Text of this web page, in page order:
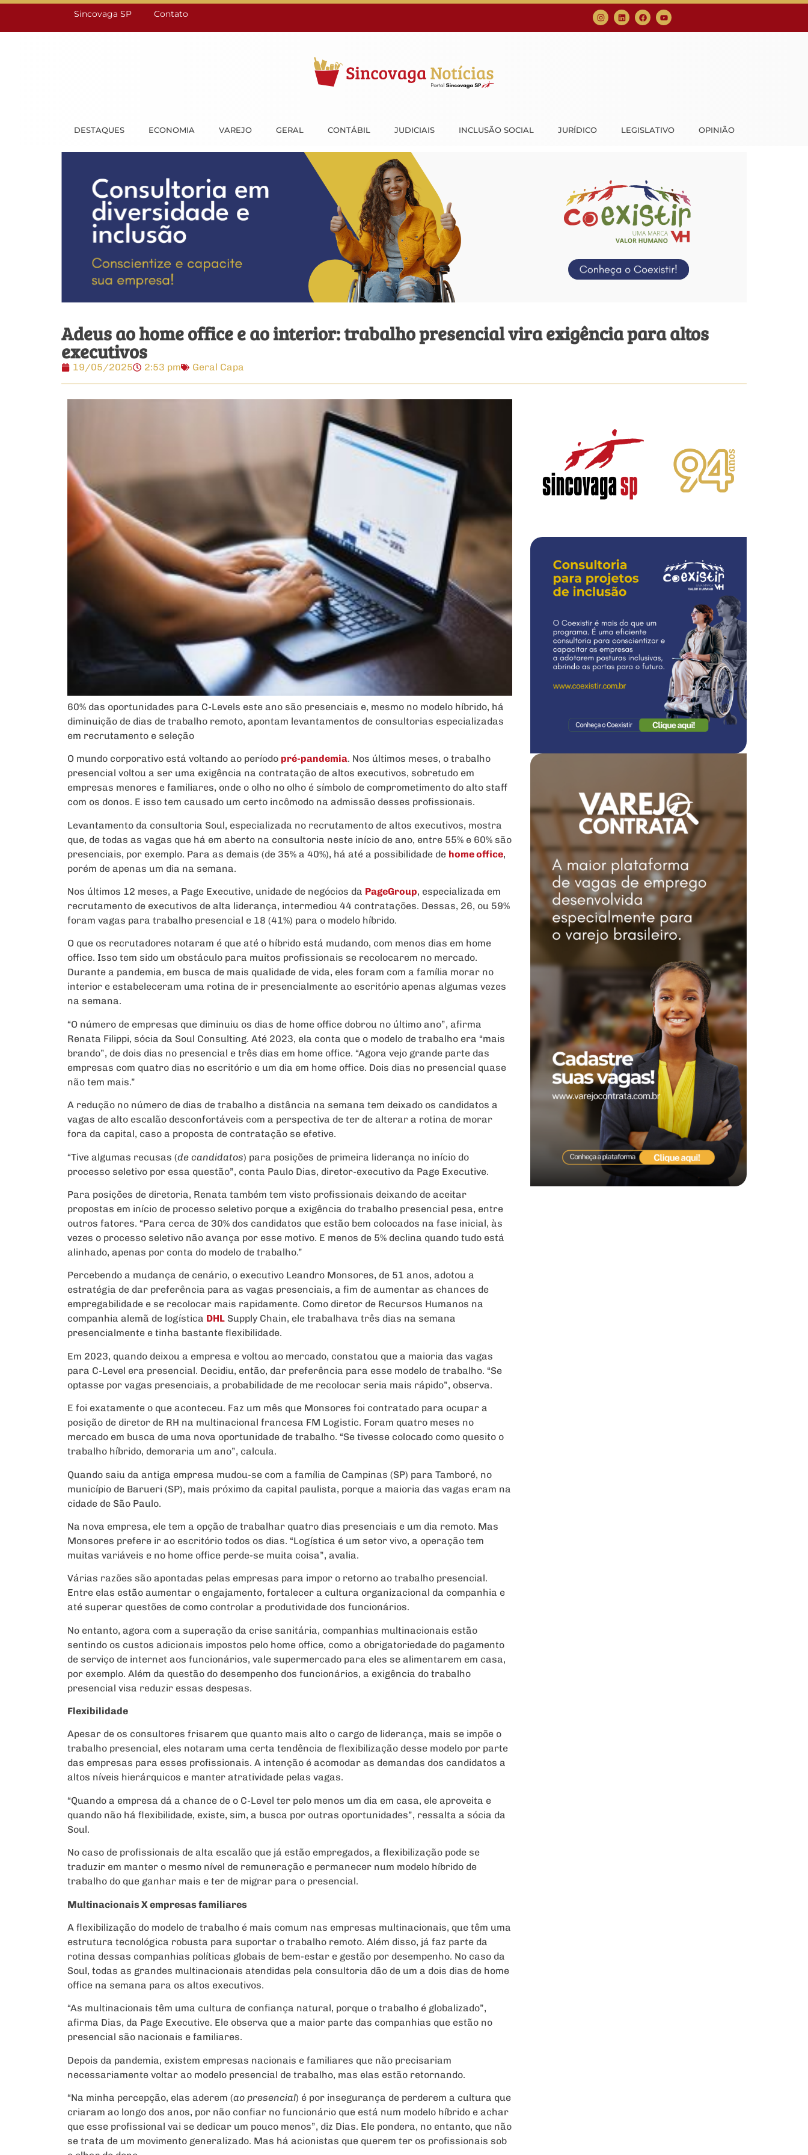
Sincovaga SP Contato
DESTAQUES ECONOMIA VAREJO GERAL CONTÁBIL JUDICIAIS INCLUSÃO SOCIAL JURÍDICO LEGISLATIVO OPINIÃO
Adeus ao home office e ao interior: trabalho presencial vira exigência para altos
executivos
19/05/2025 2:53 pm Geral Capa
60% das oportunidades para C-Levels este ano são presenciais e, mesmo no modelo híbrido, há
diminuição de dias de trabalho remoto, apontam levantamentos de consultorias especializadas
em recrutamento e seleção
O mundo corporativo está voltando ao período pré-pandemia. Nos últimos meses, o trabalho
presencial voltou a ser uma exigência na contratação de altos executivos, sobretudo em
empresas menores e familiares, onde o olho no olho é símbolo de comprometimento do alto staff
com os donos. E isso tem causado um certo incômodo na admissão desses profissionais.
Levantamento da consultoria Soul, especializada no recrutamento de altos executivos, mostra
que, de todas as vagas que há em aberto na consultoria neste início de ano, entre 55% e 60% são
presenciais, por exemplo. Para as demais (de 35% a 40%), há até a possibilidade de home office,
porém de apenas um dia na semana.
Nos últimos 12 meses, a Page Executive, unidade de negócios da PageGroup, especializada em
recrutamento de executivos de alta liderança, intermediou 44 contratações. Dessas, 26, ou 59%
foram vagas para trabalho presencial e 18 (41%) para o modelo híbrido.
O que os recrutadores notaram é que até o híbrido está mudando, com menos dias em home
office. Isso tem sido um obstáculo para muitos profissionais se recolocarem no mercado.
Durante a pandemia, em busca de mais qualidade de vida, eles foram com a família morar no
interior e estabeleceram uma rotina de ir presencialmente ao escritório apenas algumas vezes
na semana.
“O número de empresas que diminuiu os dias de home office dobrou no último ano”, afirma
Renata Filippi, sócia da Soul Consulting. Até 2023, ela conta que o modelo de trabalho era “mais
brando”, de dois dias no presencial e três dias em home office. “Agora vejo grande parte das
empresas com quatro dias no escritório e um dia em home office. Dois dias no presencial quase
não tem mais.”
A redução no número de dias de trabalho a distância na semana tem deixado os candidatos a
vagas de alto escalão desconfortáveis com a perspectiva de ter de alterar a rotina de morar
fora da capital, caso a proposta de contratação se efetive.
“Tive algumas recusas (de candidatos) para posições de primeira liderança no início do
processo seletivo por essa questão”, conta Paulo Dias, diretor-executivo da Page Executive.
Para posições de diretoria, Renata também tem visto profissionais deixando de aceitar
propostas em início de processo seletivo porque a exigência do trabalho presencial pesa, entre
outros fatores. “Para cerca de 30% dos candidatos que estão bem colocados na fase inicial, às
vezes o processo seletivo não avança por esse motivo. E menos de 5% declina quando tudo está
alinhado, apenas por conta do modelo de trabalho.”
Percebendo a mudança de cenário, o executivo Leandro Monsores, de 51 anos, adotou a
estratégia de dar preferência para as vagas presenciais, a fim de aumentar as chances de
empregabilidade e se recolocar mais rapidamente. Como diretor de Recursos Humanos na
companhia alemã de logística DHL Supply Chain, ele trabalhava três dias na semana
presencialmente e tinha bastante flexibilidade.
Em 2023, quando deixou a empresa e voltou ao mercado, constatou que a maioria das vagas
para C-Level era presencial. Decidiu, então, dar preferência para esse modelo de trabalho. “Se
optasse por vagas presenciais, a probabilidade de me recolocar seria mais rápido”, observa.
E foi exatamente o que aconteceu. Faz um mês que Monsores foi contratado para ocupar a
posição de diretor de RH na multinacional francesa FM Logistic. Foram quatro meses no
mercado em busca de uma nova oportunidade de trabalho. “Se tivesse colocado como quesito o
trabalho híbrido, demoraria um ano”, calcula.
Quando saiu da antiga empresa mudou-se com a família de Campinas (SP) para Tamboré, no
município de Barueri (SP), mais próximo da capital paulista, porque a maioria das vagas eram na
cidade de São Paulo.
Na nova empresa, ele tem a opção de trabalhar quatro dias presenciais e um dia remoto. Mas
Monsores prefere ir ao escritório todos os dias. “Logística é um setor vivo, a operação tem
muitas variáveis e no home office perde-se muita coisa”, avalia.
Várias razões são apontadas pelas empresas para impor o retorno ao trabalho presencial.
Entre elas estão aumentar o engajamento, fortalecer a cultura organizacional da companhia e
até superar questões de como controlar a produtividade dos funcionários.
No entanto, agora com a superação da crise sanitária, companhias multinacionais estão
sentindo os custos adicionais impostos pelo home office, como a obrigatoriedade do pagamento
de serviço de internet aos funcionários, vale supermercado para eles se alimentarem em casa,
por exemplo. Além da questão do desempenho dos funcionários, a exigência do trabalho
presencial visa reduzir essas despesas.
Flexibilidade
Apesar de os consultores frisarem que quanto mais alto o cargo de liderança, mais se impõe o
trabalho presencial, eles notaram uma certa tendência de flexibilização desse modelo por parte
das empresas para esses profissionais. A intenção é acomodar as demandas dos candidatos a
altos níveis hierárquicos e manter atratividade pelas vagas.
“Quando a empresa dá a chance de o C-Level ter pelo menos um dia em casa, ele aproveita e
quando não há flexibilidade, existe, sim, a busca por outras oportunidades”, ressalta a sócia da
Soul.
No caso de profissionais de alta escalão que já estão empregados, a flexibilização pode se
traduzir em manter o mesmo nível de remuneração e permanecer num modelo híbrido de
trabalho do que ganhar mais e ter de migrar para o presencial.
Multinacionais X empresas familiares
A flexibilização do modelo de trabalho é mais comum nas empresas multinacionais, que têm uma
estrutura tecnológica robusta para suportar o trabalho remoto. Além disso, já faz parte da
rotina dessas companhias políticas globais de bem-estar e gestão por desempenho. No caso da
Soul, todas as grandes multinacionais atendidas pela consultoria dão de um a dois dias de home
office na semana para os altos executivos.
“As multinacionais têm uma cultura de confiança natural, porque o trabalho é globalizado”,
afirma Dias, da Page Executive. Ele observa que a maior parte das companhias que estão no
presencial são nacionais e familiares.
Depois da pandemia, existem empresas nacionais e familiares que não precisariam
necessariamente voltar ao modelo presencial de trabalho, mas elas estão retornando.
“Na minha percepção, elas aderem (ao presencial) é por insegurança de perderem a cultura que
criaram ao longo dos anos, por não confiar no funcionário que está num modelo híbrido e achar
que esse profissional vai se dedicar um pouco menos”, diz Dias. Ele pondera, no entanto, que não
se trata de um movimento generalizado. Mas há acionistas que querem ter os profissionais sob